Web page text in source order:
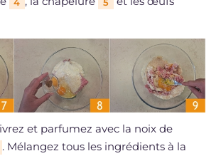
4 5
et parfumez avec la noix de
. Mélangez tous les ingrédients à la